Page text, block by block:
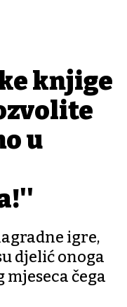
knjige
u
igre,
djelić onoga
mjeseca čega